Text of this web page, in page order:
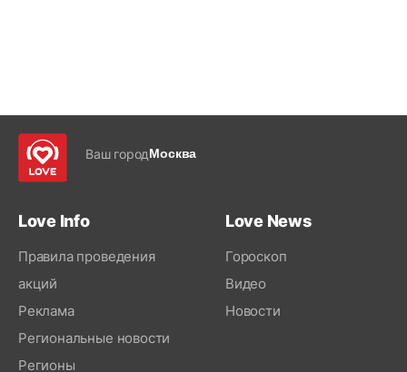
Ваш городМосква
Love Info
Правила проведения
акций
Реклама
Региональные новости
Регионы
Love News
Гороскоп
Видео
Новости